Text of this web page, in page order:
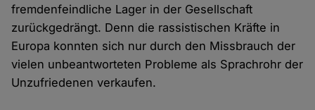
fremdenfeindliche Lager in der Gesellschaft
zurückgedrängt. Denn die rassistischen Kräfte in
Europa konnten sich nur durch den Missbrauch der
vielen unbeantworteten Probleme als Sprachrohr der
Unzufriedenen verkaufen.